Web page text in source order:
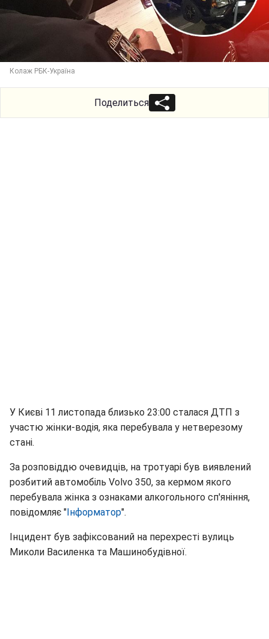
Колаж РБК-Україна
Поделиться
У Києві 11 листопада близько 23:00 сталася ДТП з
участю жінки-водія, яка перебувала у нетверезому
стані.
За розповіддю очевидців, на тротуарі був виявлений
розбитий автомобіль Volvo 350, за кермом якого
перебувала жінка з ознаками алкогольного сп'яніння,
повідомляє "Інформатор".
Інцидент був зафіксований на перехресті вулиць
Миколи Василенка та Машинобудівної.